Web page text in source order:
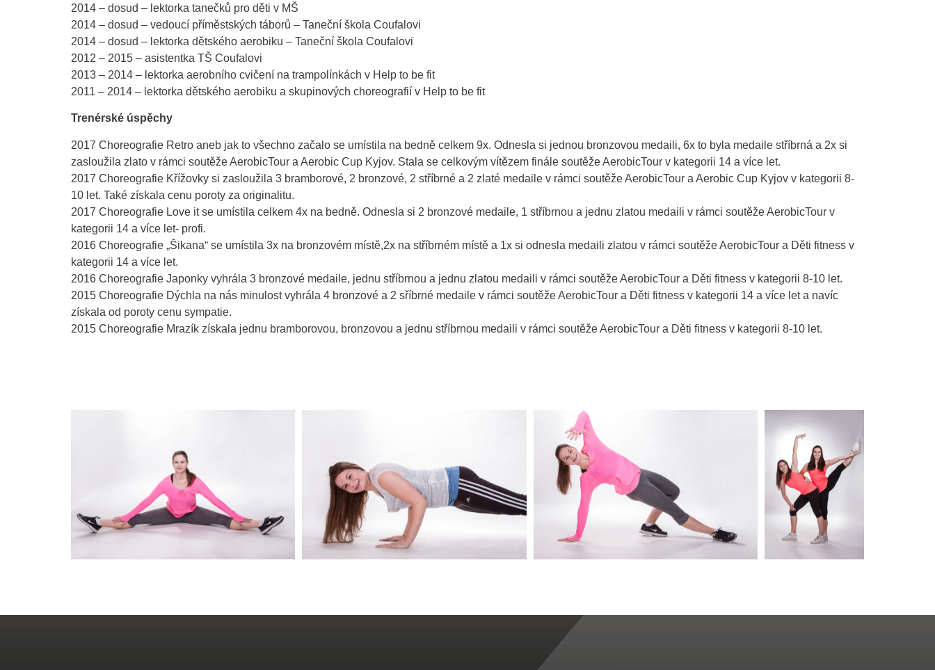
2014 – dosud – lektorka tanečků pro děti v MŠ
2014 – dosud – vedoucí příměstských táborů – Taneční škola Coufalovi
2014 – dosud – lektorka dětského aerobiku – Taneční škola Coufalovi
2012 – 2015 – asistentka TŠ Coufalovi
2013 – 2014 – lektorka aerobního cvičení na trampolínkách v Help to be fit
2011 – 2014 – lektorka dětského aerobiku a skupinových choreografií v Help to be fit
Trenérské úspěchy
2017 Choreografie Retro aneb jak to všechno začalo se umístila na bedně celkem 9x. Odnesla si jednou bronzovou medaili, 6x to byla medaile stříbrná a 2x si
zasloužila zlato v rámci soutěže AerobicTour a Aerobic Cup Kyjov. Stala se celkovým vítězem finále soutěže AerobicTour v kategorii 14 a více let.
2017 Choreografie Křížovky si zasloužila 3 bramborové, 2 bronzové, 2 stříbrné a 2 zlaté medaile v rámci soutěže AerobicTour a Aerobic Cup Kyjov v kategorii 8-
10 let. Také získala cenu poroty za originalitu.
2017 Choreografie Love it se umístila celkem 4x na bedně. Odnesla si 2 bronzové medaile, 1 stříbrnou a jednu zlatou medaili v rámci soutěže AerobicTour v
kategorii 14 a více let- profi.
2016 Choreografie „Šikana“ se umístila 3x na bronzovém místě,2x na stříbrném místě a 1x si odnesla medaili zlatou v rámci soutěže AerobicTour a Děti fitness v
kategorii 14 a více let.
2016 Choreografie Japonky vyhrála 3 bronzové medaile, jednu stříbrnou a jednu zlatou medaili v rámci soutěže AerobicTour a Děti fitness v kategorii 8-10 let.
2015 Choreografie Dýchla na nás minulost vyhrála 4 bronzové a 2 sříbrné medaile v rámci soutěže AerobicTour a Děti fitness v kategorii 14 a více let a navíc
získala od poroty cenu sympatie.
2015 Choreografie Mrazík získala jednu bramborovou, bronzovou a jednu stříbrnou medaili v rámci soutěže AerobicTour a Děti fitness v kategorii 8-10 let.